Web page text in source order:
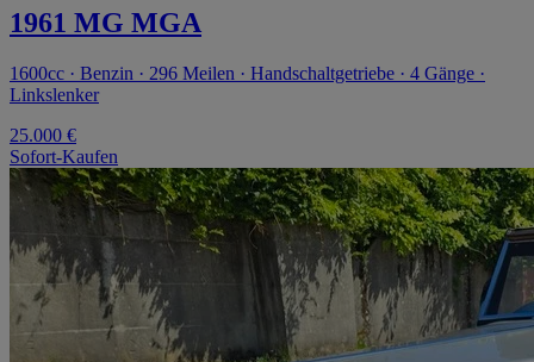
1961 MG MGA
1600cc · Benzin · 296 Meilen · Handschaltgetriebe · 4 Gänge ·
Linkslenker
25.000 €
Sofort-Kaufen